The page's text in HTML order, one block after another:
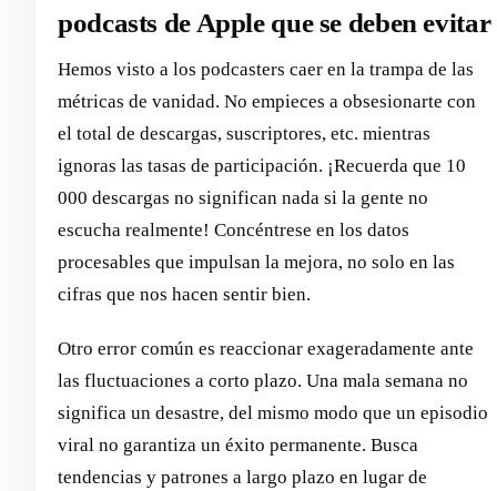
podcasts de Apple que se deben evitar
Hemos visto a los podcasters caer en la trampa de las
métricas de vanidad. No empieces a obsesionarte con
el total de descargas, suscriptores, etc. mientras
ignoras las tasas de participación. ¡Recuerda que 10
000 descargas no significan nada si la gente no
escucha realmente! Concéntrese en los datos
procesables que impulsan la mejora, no solo en las
cifras que nos hacen sentir bien.
Otro error común es reaccionar exageradamente ante
las fluctuaciones a corto plazo. Una mala semana no
significa un desastre, del mismo modo que un episodio
viral no garantiza un éxito permanente. Busca
tendencias y patrones a largo plazo en lugar de